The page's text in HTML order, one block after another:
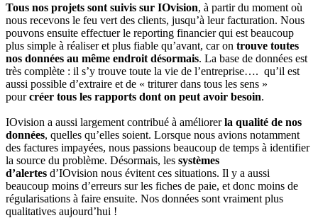
Tous nos projets sont suivis sur IOvision, à partir du moment où
nous recevons le feu vert des clients, jusqu’à leur facturation. Nous
pouvons ensuite effectuer le reporting financier qui est beaucoup
plus simple à réaliser et plus fiable qu’avant, car on trouve toutes
nos données au même endroit désormais. La base de données est
très complète : il s’y trouve toute la vie de l’entreprise…. qu’il est
aussi possible d’extraire et de « triturer dans tous les sens »
pourcréer tous les rapports dont on peut avoir besoin.
IOvision a aussi largement contribué à améliorerla qualité de nos
données, quelles qu’elles soient. Lorsque nous avions notamment
des factures impayées, nous passions beaucoup de temps à identifier
la source du problème. Désormais, les systèmes
d’alertes d’IOvision nous évitent ces situations. Il y a aussi
beaucoup moins d’erreurs sur les fiches de paie, et donc moins de
régularisations à faire ensuite. Nos données sont vraiment plus
qualitatives aujourd’hui !